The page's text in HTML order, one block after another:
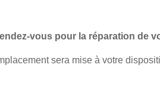
vous pour la réparation de
sera mise à votre